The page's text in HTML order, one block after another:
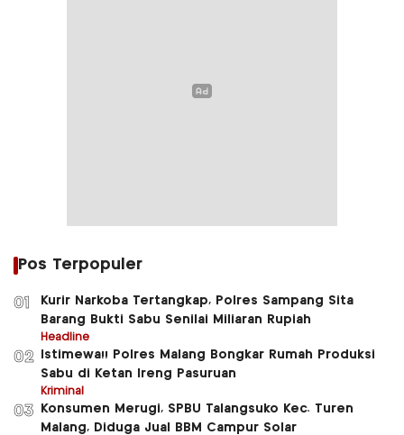
Pos Terpopuler
01
Kurir Narkoba Tertangkap, Polres Sampang Sita
Barang Bukti Sabu Senilai Miliaran Rupiah
Headline
02
Istimewa!! Polres Malang Bongkar Rumah Produksi
Sabu di Ketan Ireng Pasuruan
Kriminal
03
Konsumen Merugi, SPBU Talangsuko Kec. Turen
Malang, Diduga Jual BBM Campur Solar